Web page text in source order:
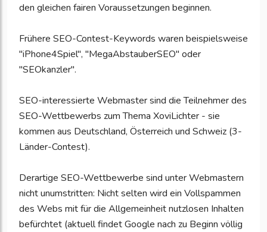
den gleichen fairen Voraussetzungen beginnen.
Frühere SEO-Contest-Keywords waren beispielsweise
"iPhone4Spiel", "MegaAbstauberSEO" oder
"SEOkanzler".
SEO-interessierte Webmaster sind die Teilnehmer des
SEO-Wettbewerbs zum Thema XoviLichter - sie
kommen aus Deutschland, Österreich und Schweiz (3-
Länder-Contest).
Derartige SEO-Wettbewerbe sind unter Webmastern
nicht unumstritten: Nicht selten wird ein Vollspammen
des Webs mit für die Allgemeinheit nutzlosen Inhalten
befürchtet (aktuell findet Google nach zu Beginn völlig